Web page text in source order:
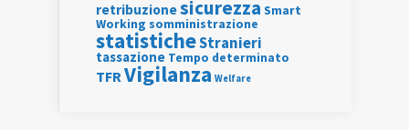
retribuzionesicurezza Smart
Working somministrazione
statisticheStranieri
tassazione Tempo determinato
TFRVigilanza Welfare